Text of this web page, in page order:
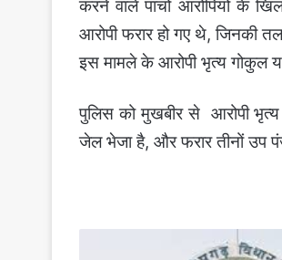
करने वाले पांचों आरोपियों के
आरोपी फरार हो गए थे, जिनकी
इस मामले के आरोपी भृत्य गोकुल
पुलिस को मुखबीर से आरोपी
जेल भेजा है, और फरार तीनों उप